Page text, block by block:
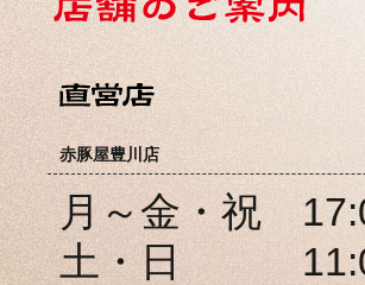
赤豚屋豊川店
月～金・祝
土・日 11:00